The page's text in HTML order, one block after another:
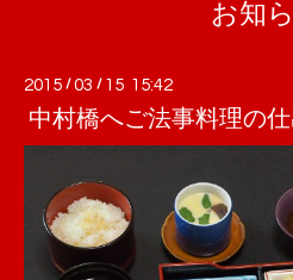
お知
2015 /03 / 15 15:42
中村橋へご法事料理の